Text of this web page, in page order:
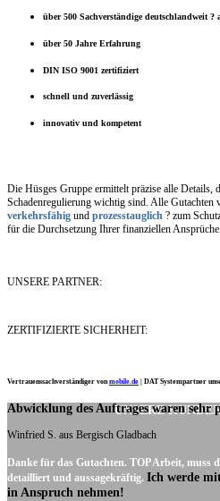
über 500 Sachverständige deutschlandweit
über 50 Jahre Erfahrung
DIN ISO 9001 zertifiziert
schnell und zuverlässig
innovativ und kompetent
Die Hüsges Gruppe ermittelt präzise alle Details,
Schadenregulierung wichtig sind. Alle Gutachten
verkehrsfähig und prozesstauglich ? zum
für die Durchsetzung Ihrer finanziellen Ansprüche.
UNSERE PARTNER:
ZERTIFIZIERTE SICHERHEIT:
Vertrauenssachverständiger vonmobile.de DAT Systempartner
UNSERE
Abwicklung des Auftrages waren sehr
Winfried S. aus Bergisch Gladbach
Danke für das Gutachten. TOP Arbeit, muss
detailliert und aussagekräftig. Ich werde
in Anspruch nehmen!